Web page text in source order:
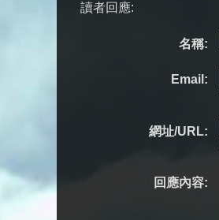
讀者回應:
名稱:
Email:
網址/URL:
回應內容: